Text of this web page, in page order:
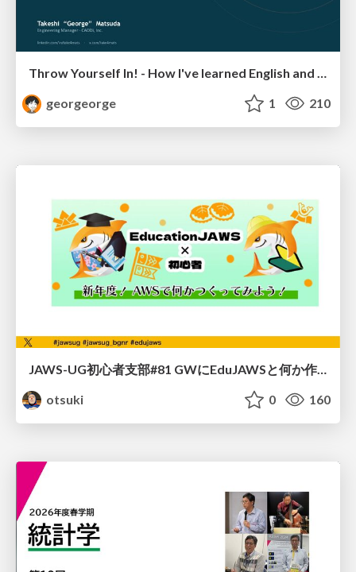
Throw Yourself In! - How I've learned English and What I'm Facing
georgeorge
1 210
otsuki
0 160